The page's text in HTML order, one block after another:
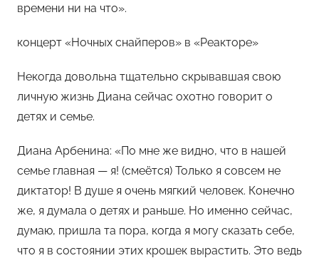
времени ни на что».
концерт «Ночных снайперов» в «Реакторе»
Некогда довольна тщательно скрывавшая свою
личную жизнь Диана сейчас охотно говорит о
детях и семье.
Диана Арбенина: «По мне же видно, что в нашей
семье главная — я! (смеётся) Только я совсем не
диктатор! В душе я очень мягкий человек. Конечно
же, я думала о детях и раньше. Но именно сейчас,
думаю, пришла та пора, когда я могу сказать себе,
что я в состоянии этих крошек вырастить. Это ведь